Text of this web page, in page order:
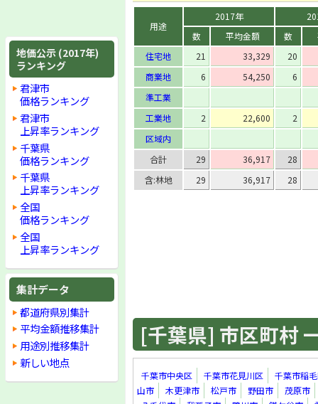
地価公示 (2017年)
ランキング
君津市
価格ランキング
君津市
上昇率ランキング
千葉県
価格ランキング
千葉県
上昇率ランキング
全国
価格ランキング
全国
上昇率ランキング
集計データ
都道府県別集計
平均金額推移集計
用途別推移集計
新しい地点
用途
2017年
数
平均金額 数
住宅地
21 33,329
20
商業地
6 54,250
6
準工業
工業地
2 22,600
2
区域内
合計
29 36,917
28
含:林地
29 36,917 28
[千葉県] 市区町村
千葉市中央区 千葉市花見川区
千葉市稲
山市
木更津市 松戸市 野田市
茂原市